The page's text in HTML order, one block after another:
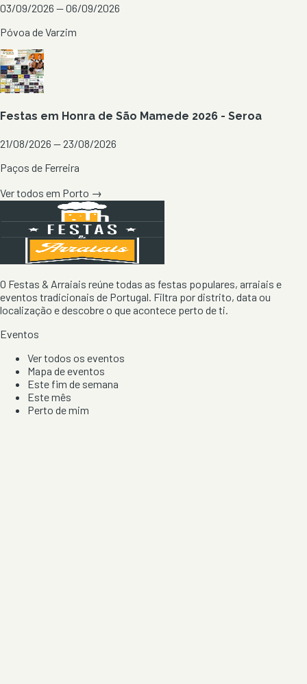
03/09/2026 — 06/09/2026
Póvoa de Varzim
Festas em Honra de São Mamede 2026 - Seroa
21/08/2026 — 23/08/2026
Paços de Ferreira
Ver todos em Porto →
O Festas & Arraiais reúne todas as festas populares, arraiais e
eventos tradicionais de Portugal. Filtra por distrito, data ou
localização e descobre o que acontece perto de ti.
Eventos
Ver todos os eventos
Mapa de eventos
Este fim de semana
Este mês
Perto de mim